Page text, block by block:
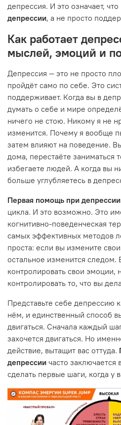
депрессия. И это означает,
депрессии, а не просто
Как работает
мыслей, эмоций и
Депрессия — это не просто
пройдёт само по себе. Это
поддерживает. Когда вы в
думать о себе и мире
ничего не стою. Никому я не
изменится. Почему я вообще
затем влияют на поведение.
дома, перестаёте заниматься
избегаете людей. А когда вы
больше углубляетесь в
Первая помощь при депрессии
цикла. И это возможно. Это
когнитивно-поведенческая
самых эффективных методов
проста: если вы измените
остальное изменится
контролировать свои эмоции,
контролировать то, что вы
Представьте себе депрессию
нём, и единственный способ
двигаться. Сначала каждый
захочется двигаться. Но
действие, вытащит вас оттуда.
депрессии часто
сделать первые шаги, когда у